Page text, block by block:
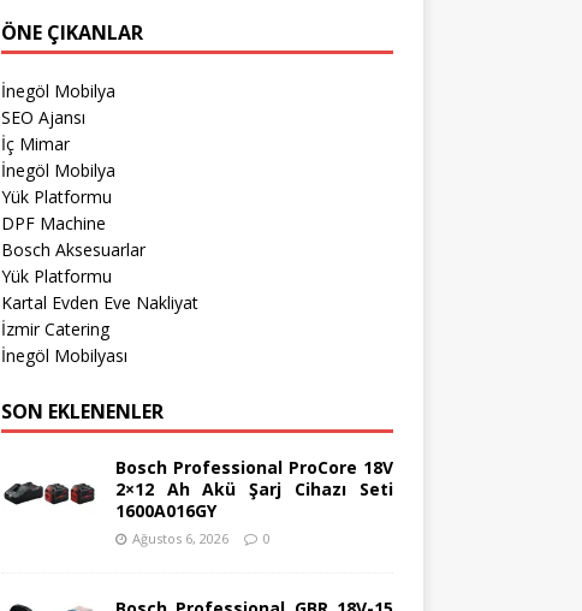
ÖNE ÇIKANLAR
İnegöl Mobilya
SEO Ajansı
İç Mimar
İnegöl Mobilya
Yük Platformu
DPF Machine
Bosch Aksesuarlar
Yük Platformu
Kartal Evden Eve Nakliyat
İzmir Catering
İnegöl Mobilyası
SON EKLENENLER
Bosch Professional ProCore 18V
2×12 Ah Akü Şarj Cihazı Seti
1600A016GY
Ağustos 6, 2026 0